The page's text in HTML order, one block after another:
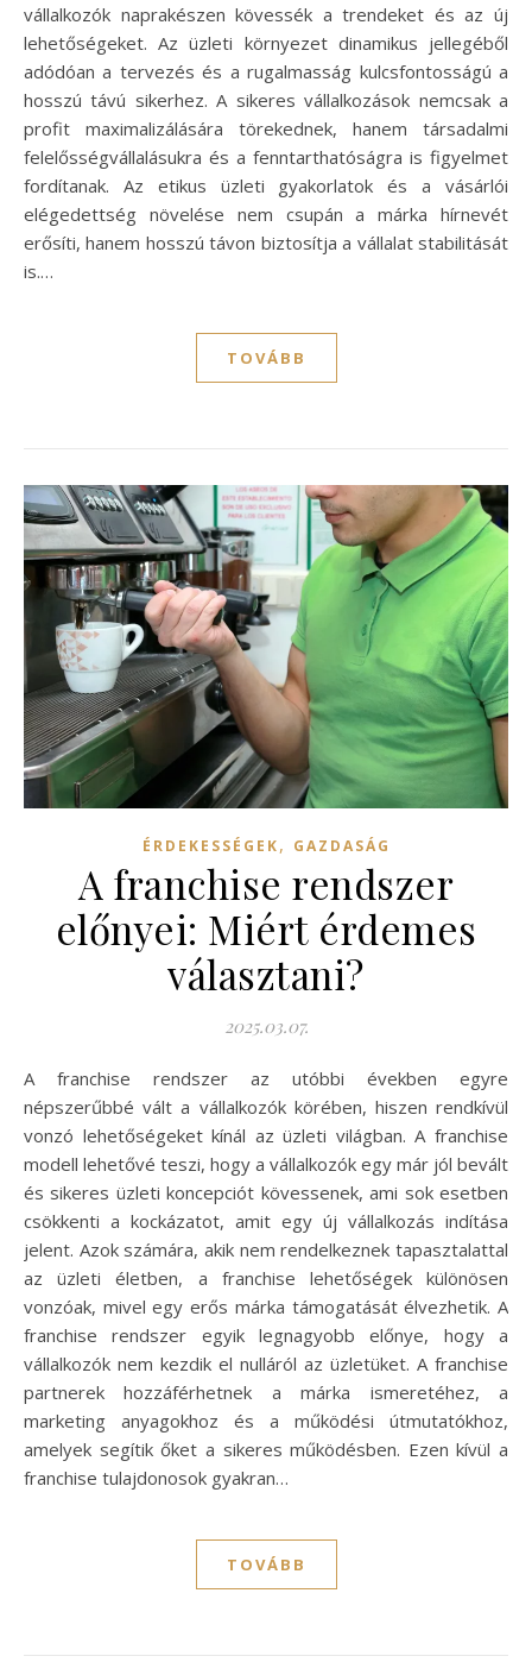
vállalkozók naprakészen kövessék a trendeket és az új
lehetőségeket. Az üzleti környezet dinamikus jellegéből
adódóan a tervezés és a rugalmasság kulcsfontosságú a
hosszú távú sikerhez. A sikeres vállalkozások nemcsak a
profit maximalizálására törekednek, hanem társadalmi
felelősségvállalásukra és a fenntarthatóságra is figyelmet
fordítanak. Az etikus üzleti gyakorlatok és a vásárlói
elégedettség növelése nem csupán a márka hírnevét
erősíti, hanem hosszú távon biztosítja a vállalat stabilitását
is.…
TOVÁBB
ÉRDEKESSÉGEK, GAZDASÁG
A franchise rendszer
előnyei: Miért érdemes
választani?
2025.03.07.
A franchise rendszer az utóbbi években egyre
népszerűbbé vált a vállalkozók körében, hiszen rendkívül
vonzó lehetőségeket kínál az üzleti világban. A franchise
modell lehetővé teszi, hogy a vállalkozók egy már jól bevált
és sikeres üzleti koncepciót kövessenek, ami sok esetben
csökkenti a kockázatot, amit egy új vállalkozás indítása
jelent. Azok számára, akik nem rendelkeznek tapasztalattal
az üzleti életben, a franchise lehetőségek különösen
vonzóak, mivel egy erős márka támogatását élvezhetik. A
franchise rendszer egyik legnagyobb előnye, hogy a
vállalkozók nem kezdik el nulláról az üzletüket. A franchise
partnerek hozzáférhetnek a márka ismeretéhez, a
marketing anyagokhoz és a működési útmutatókhoz,
amelyek segítik őket a sikeres működésben. Ezen kívül a
franchise tulajdonosok gyakran…
TOVÁBB